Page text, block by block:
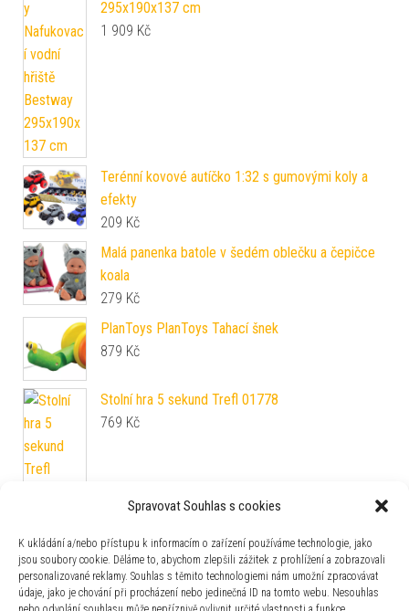
Spravovat Souhlas s cookies
K ukládání a/nebo přístupu k informacím o zařízení používáme technologie, jako
jsou soubory cookie. Děláme to, abychom zlepšili zážitek z prohlížení a zobrazovali
personalizované reklamy. Souhlas s těmito technologiemi nám umožní zpracovávat
údaje, jako je chování při procházení nebo jedinečná ID na tomto webu. Nesouhlas
295x190x137 cm
1 909 Kč
Terénní kovové autíčko 1:32 s gumovými koly a
efekty
209 Kč
Malá panenka batole v šedém oblečku a čepičce
koala
279 Kč
PlanToys PlanToys Tahací šnek
879 Kč
Stolní hra 5 sekund Trefl 01778
769 Kč
Rozměr: 90 x 200 cm
6 690Kč